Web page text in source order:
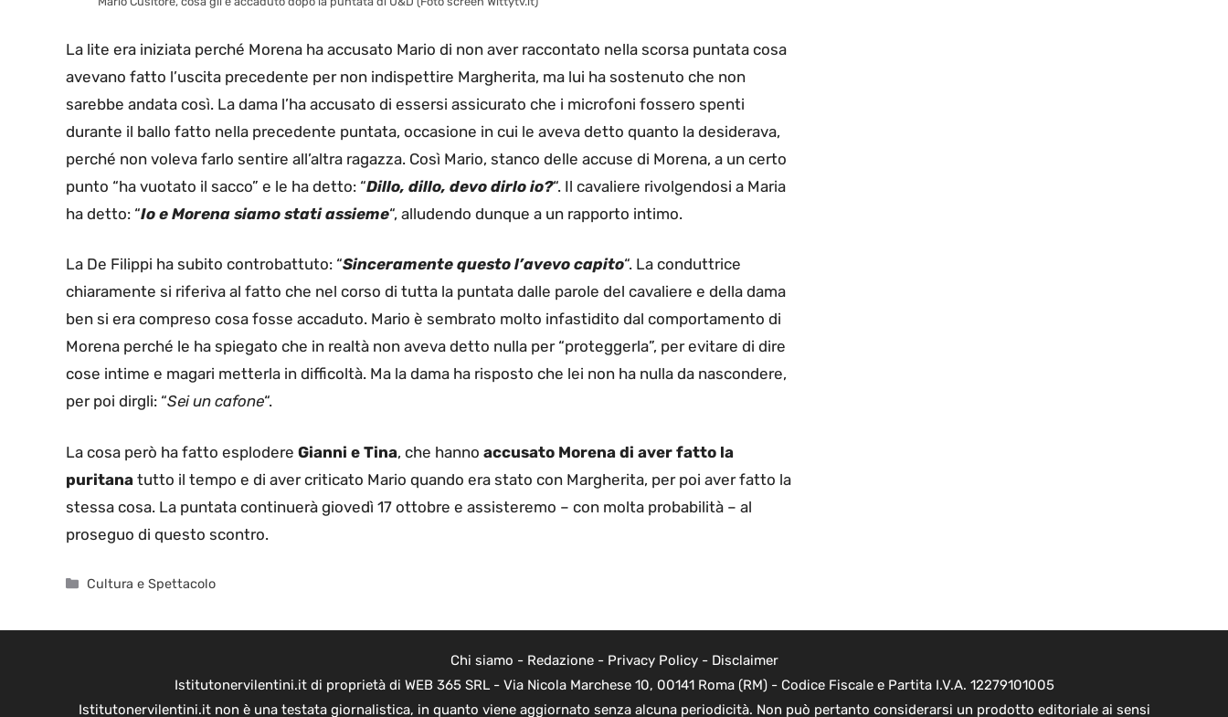
La lite era iniziata perché Morena ha accusato Mario di non aver raccontato nella scorsa puntata cosa
avevano fatto l’uscita precedente per non indispettire Margherita, ma lui ha sostenuto che non
sarebbe andata così. La dama l’ha accusato di essersi assicurato che i microfoni fossero spenti
durante il ballo fatto nella precedente puntata, occasione in cui le aveva detto quanto la desiderava,
perché non voleva farlo sentire all’altra ragazza. Così Mario, stanco delle accuse di Morena, a un certo
punto “ha vuotato il sacco” e le ha detto: “Dillo, dillo, devo dirlo io?“. Il cavaliere rivolgendosi a Maria
ha detto: “Io e Morena siamo stati assieme“, alludendo dunque a un rapporto intimo.
La De Filippi ha subito controbattuto: “Sinceramente questo l’avevo capito“. La conduttrice
chiaramente si riferiva al fatto che nel corso di tutta la puntata dalle parole del cavaliere e della dama
ben si era compreso cosa fosse accaduto. Mario è sembrato molto infastidito dal comportamento di
Morena perché le ha spiegato che in realtà non aveva detto nulla per “proteggerla”, per evitare di dire
cose intime e magari metterla in difficoltà. Ma la dama ha risposto che lei non ha nulla da nascondere,
per poi dirgli: “Sei un cafone“.
La cosa però ha fatto esplodere Gianni e Tina, che hanno accusato Morena di aver fatto la
puritana tutto il tempo e di aver criticato Mario quando era stato con Margherita, per poi aver fatto la
stessa cosa. La puntata continuerà giovedì 17 ottobre e assisteremo – con molta probabilità – al
proseguo di questo scontro.
Categorie
Cultura e Spettacolo
Chi siamo - Redazione- Privacy Policy- Disclaimer
Istitutonervilentini.it di proprietà di WEB 365 SRL - Via Nicola Marchese 10, 00141 Roma (RM) - Codice Fiscale e Partita I.V.A. 12279101005
Istitutonervilentini.it non è una testata giornalistica, in quanto viene aggiornato senza alcuna periodicità. Non può pertanto considerarsi un prodotto editoriale ai sensi